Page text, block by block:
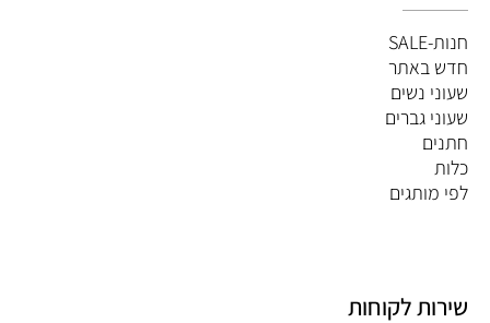
חנות-SALE
חדש באתר
שעוני נשים
שעוני גברים
חתנים
כלות
לפי מותגים
שירות לקוחות